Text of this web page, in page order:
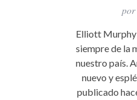
por
Elliott Murphy
siempre de la
nuestro país.
nuevo y
publicado